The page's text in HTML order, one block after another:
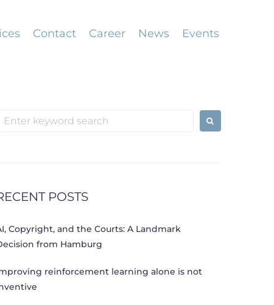
Contact Career News Events
Search
POSTS
Copyright, and the Courts: A Landmark
from Hamburg
reinforcement learning alone is not